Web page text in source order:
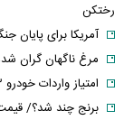
رختکن
آمریکا برای پایان
مرغ ناگهان
امتیاز واردات خودرو ۳ میلیارد تومان! / رانت جدید در بازار خودرو چیست؟
برنج چند شد؟/ قیمت